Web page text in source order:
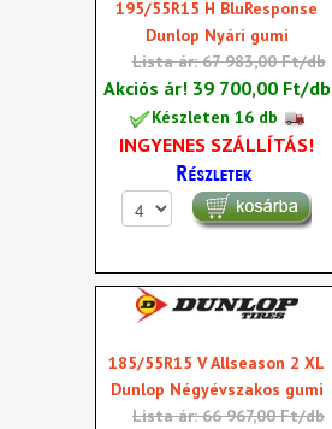
195/55R15 H BluResponse
Dunlop Nyári gumi
Lista ár: 67 983,00 Ft/db
Akciós ár! 39 700,00 Ft/db
Készleten 16 db
INGYENES SZÁLLÍTÁS!
185/55R15 V Allseason 2 XL
Dunlop Négyévszakos gumi
Lista ár: 66 967,00 Ft/db